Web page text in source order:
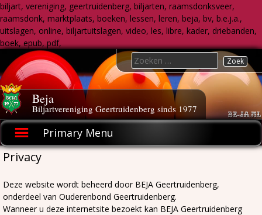
biljart, vereniging, geertruidenberg, biljarten, raamsdonksveer,
raamsdonk, marktplaats, boeken, lessen, leren, beja, bv, b.e.j.a.,
uitslagen, online, biljartuitslagen, video, les, libre, kader, driebanden,
boek, epub, pdf,
to
content
Beja
Biljartvereniging Geertruidenberg sinds 1977
Primary Menu
Search
for:
Privacy
Deze website wordt beheerd door BEJA Geertruidenberg,
onderdeel van Ouderenbond Geertruidenberg.
Wanneer u deze internetsite bezoekt kan BEJA Geertruidenberg